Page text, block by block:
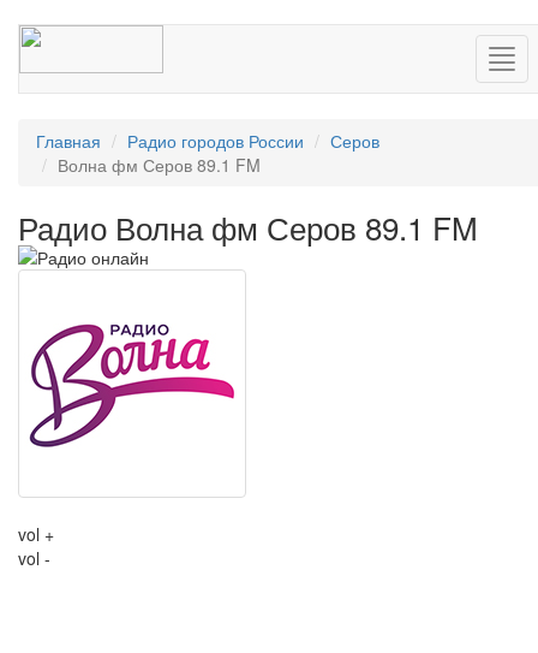
Главная Радио городов России
Серов
Волна фм Серов 89.1 FM
Радио Волна фм Серов 89.1 FM
vol +
vol -